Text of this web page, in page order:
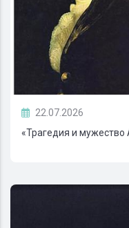
22.07.2026
«Трагедия и